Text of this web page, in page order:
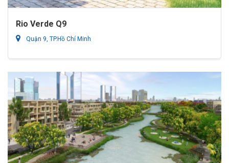
Rio Verde Q9
Quận 9, TP.Hồ Chí Minh